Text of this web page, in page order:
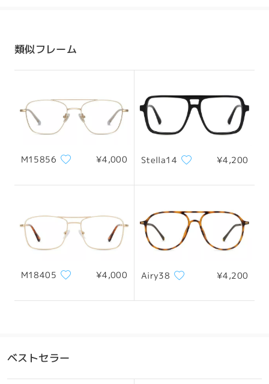
配送時間
配送
類似フレーム
M15856 ¥4,000 Stella14 ¥4,200
M18405 ¥4,000 Airy38 ¥4,200
ベストセラー